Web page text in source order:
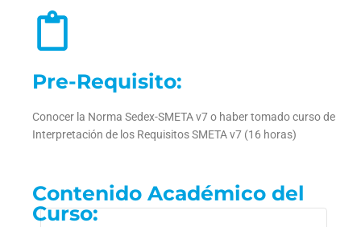
Pre-Requisito:
Conocer la Norma Sedex-SMETA v7 o haber tomado curso de
Interpretación de los Requisitos SMETA v7 (16 horas)
Contenido Académico del
Curso: